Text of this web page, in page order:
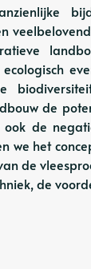
de
de
we het
de
de